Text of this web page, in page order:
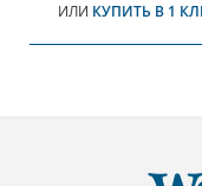
ИЛИ КУПИТЬ В 1